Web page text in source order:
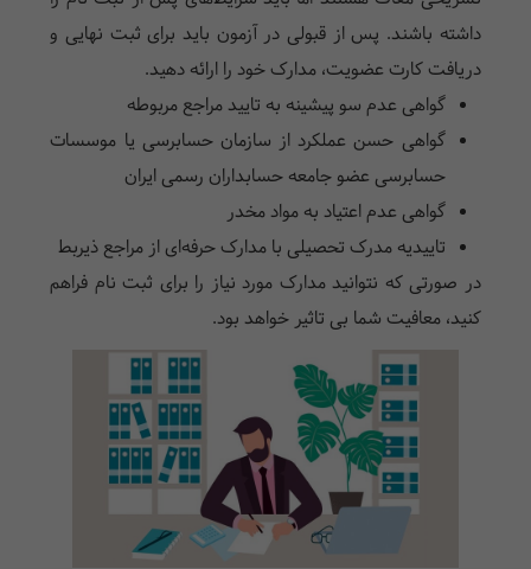
داشته باشند. پس از قبولی در آزمون باید برای ثبت نهایی و
دریافت کارت عضویت، مدارک خود را ارائه دهید.
گواهی عدم سو پیشینه به تایید مراجع مربوطه
گواهی حسن عملکرد از سازمان حسابرسی یا موسسات
حسابرسی عضو جامعه حسابداران رسمی ایران
گواهی عدم اعتیاد به مواد مخدر
تاییدیه مدرک تحصیلی با مدارک حرفه‌ای از مراجع ذیربط
در صورتی که نتوانید مدارک مورد نیاز را برای ثبت نام فراهم
کنید، معافیت شما بی تاثیر خواهد بود.